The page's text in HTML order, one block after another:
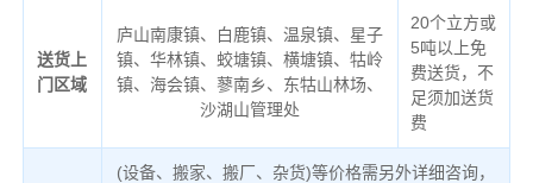
送货上
门区域
庐山南康镇、白鹿镇、温泉镇、星子
镇、华林镇、蛟塘镇、横塘镇、牯岭
镇、海会镇、蓼南乡、东牯山林场、
沙湖山管理处
20个立方或
5吨以上免
费送货，不
足须加送货
费
(设备、搬家、搬厂、杂货)等价格需另外详细咨询，